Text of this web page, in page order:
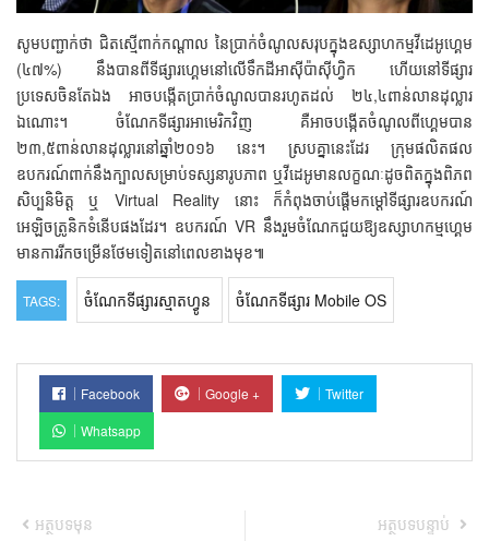
សូមបញ្ជាក់ថា ជិតស្មើពាក់កណ្ដាល នៃប្រាក់ចំណូលសរុបក្នុងឧស្សាហកម្មវីដេអូហ្គេម
(៤៧%) នឹងបានពីទីផ្សារហ្គេមនៅលើទឹកដីអាស៊ីប៉ាស៊ីហ្វិក ហើយនៅទីផ្សារ
ប្រទេសចិនតែឯង អាចបង្កើតប្រាក់ចំណូលបានរហូតដល់ ២៤,៤ពាន់លានដុល្លារ
ឯណោះ។ ចំណែកទីផ្សារអាមេរិកវិញ គឺអាចបង្កើតចំណូលពីហ្គេមបាន
២៣,៥ពាន់លានដុល្លារនៅឆ្នាំ២០១៦ នេះ។ ស្របគ្នានេះដែរ ក្រុមផលិតផល
ឧបករណ៍ពាក់នឹងក្បាលសម្រាប់ទស្សនារូបភាព ឬវីដេអូមានលក្ខណៈដូចពិតក្នុងពិភព
សិប្បនិមិត្ត ឬ Virtual Reality នោះ ក៏កំពុងចាប់ផ្ដើមកម្ដៅទីផ្សារឧបករណ៍
អេឡិចត្រូនិកទំនើបផងដែរ។ ឧបករណ៍ VR នឹងរួមចំណែកជួយឱ្យឧស្សាហកម្មហ្គេម
មានការរីកចម្រើនថែមទៀតនៅពេលខាងមុខ៕
TAGS: ចំណែកទីផ្សារស្មាតហ្វូន ចំណែកទីផ្សារ Mobile OS
Facebook Google +
Twitter
Whatsapp
អត្ថបទមុន អត្ថបទបន្ទាប់